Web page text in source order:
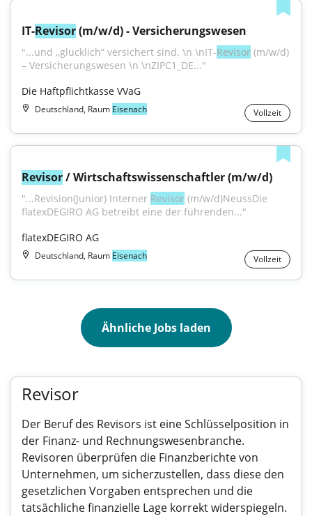
IT-Revisor (m/w/d) - Versicherungswesen
"...und „glücklich“ versichert sind. \n \nIT-Revisor (m⁠/⁠w⁠/⁠d)
– Versicherungswesen \n \nZIPC1_DE..."
Die Haftpflichtkasse VVaG
Deutschland, Raum Eisenach Vollzeit
Revisor / Wirtschaftswissenschaftler (m/w/d)
"...Revision(Junior) Interner Revisor (m/w/d)NeussDie
flatexDEGIRO AG betreibt eine der führenden..."
flatexDEGIRO AG
Deutschland, Raum Eisenach Vollzeit
Ähnliche Jobs laden
Revisor
Der Beruf des Revisors ist eine Schlüsselposition in
der Finanz- und Rechnungswesenbranche.
Revisoren überprüfen die Finanzberichte von
Unternehmen, um sicherzustellen, dass diese den
gesetzlichen Vorgaben entsprechen und die
tatsächliche finanzielle Lage korrekt widerspiegeln.